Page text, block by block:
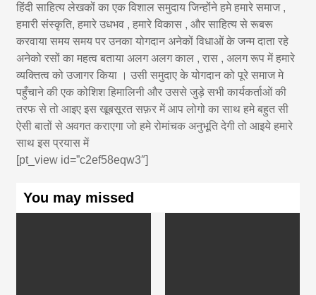
हिंदी साहित्य लेखकों का एक विशाल समुदाय जिन्होंने हमे हमारे समाज ,
हमारी संस्कृति, हमारे उधभव , हमारे विकास , और साहित्य से रूबरू
करवाया समय समय पर उनका योगदान अनेकों विधाओं के जन्म दाता रहे
अनेको रसों का महत्व बताया अलग अलग काल , रास , अलग रूप में हमारे
व्यक्तित्व को उजागर किया । उसी समुदाए के योगदान को पूरे समाज मे
पहुँचाने की एक कोशिश हिमालिनी और उससे जुड़े सभी कार्यकर्ताओं की
तरफ से तो आइए इस खूबसूरत सफ़र में आप लोगो का साथ हमे बहुत सी
ऐसी बातों से अवगत कराएगा जो हमे रोमांचक अनुभूति देगी तो आइये हमारे
साथ इस प्रयास में
[pt_view id=”c2ef58eqw3″]
You may missed